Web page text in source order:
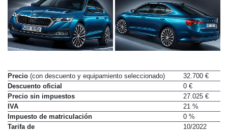
Precio(con descuento y equipamiento seleccionado)
32.700 €
Descuento oficial
0 €
Precio sin impuestos
27.025 €
IVA
21 %
Impuesto de matriculación
0 %